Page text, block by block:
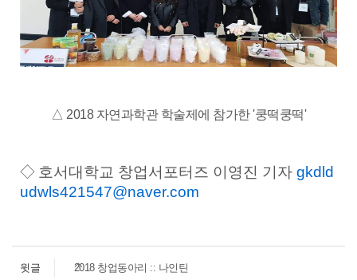
△ 2018 자연과학관 학술제에 참가한 '쿵떡쿵떡'
◇ 호서대학교 창업서포터즈 이영진 기자 gkdld
udwls421547@naver.com
윗글 2018 창업동아리 :: 나인틴